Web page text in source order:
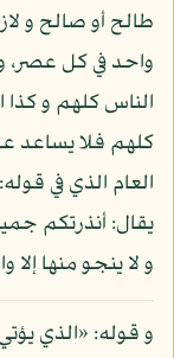
طالح أو صالح و
واحد في كل عصر،
الناس كلهم و كذا
كلهم فلا يساعد
العام الذي في
يقال: أنذرتكم
و لا ينجو منها
و قوله: «الذي